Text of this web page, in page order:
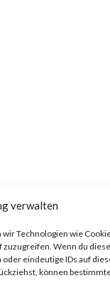
verwalten
Technologien wie
Wenn du
eindeutige IDs auf
können